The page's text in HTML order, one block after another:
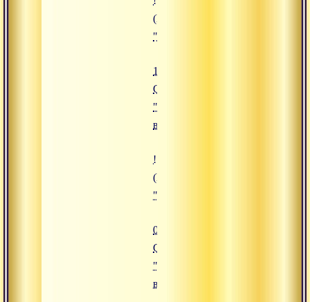
(https://www.advayta.org/upload/
"16.04.2015 Сатсанг
16.04.2015
Сатсанг
"Осознанная
вера"
![01.10.2015 Сатсанг
(https://www.advayta.org/upload/
"01.10.2015 Сатсанг
01.10.2015
Сатсанг
"Проникновение
в природу ума"